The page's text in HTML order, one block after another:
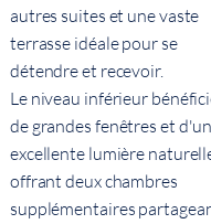
autres suites et une vaste
terrasse idéale pour se
détendre et recevoir.
Le niveau inférieur
de grandes fenêtres et
excellente lumière
offrant deux chambres
supplémentaires